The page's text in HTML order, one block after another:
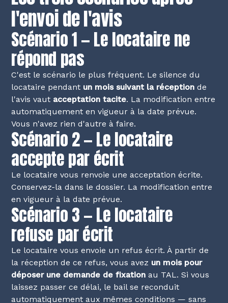
l'envoi de l'avis
Scénario 1 — Le locataire ne
répond pas
C'est le scénario le plus fréquent. Le silence du
locataire pendant un mois suivant la réception de
l'avis vaut acceptation tacite. La modification entre
automatiquement en vigueur à la date prévue.
Vous n'avez rien d'autre à faire.
Scénario 2 — Le locataire
accepte par écrit
Le locataire vous renvoie une acceptation écrite.
Conservez-la dans le dossier. La modification entre
en vigueur à la date prévue.
Scénario 3 — Le locataire
refuse par écrit
Le locataire vous envoie un refus écrit. À partir de
la réception de ce refus, vous avez un mois pour
déposer une demande de fixation au TAL. Si vous
laissez passer ce délai, le bail se reconduit
automatiquement aux mêmes conditions — sans